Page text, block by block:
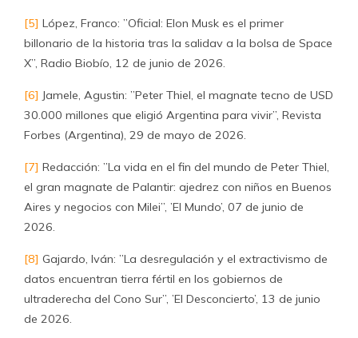
[5] López, Franco: ”Oficial: Elon Musk es el primer
billonario de la historia tras la salidav a la bolsa de Space
X”, Radio Biobío, 12 de junio de 2026.
[6] Jamele, Agustin: ”Peter Thiel, el magnate tecno de USD
30.000 millones que eligió Argentina para vivir”, Revista
Forbes (Argentina), 29 de mayo de 2026.
[7] Redacción: ”La vida en el fin del mundo de Peter Thiel,
el gran magnate de Palantir: ajedrez con niños en Buenos
Aires y negocios con Milei”, ’El Mundo’, 07 de junio de
2026.
[8] Gajardo, Iván: ”La desregulación y el extractivismo de
datos encuentran tierra fértil en los gobiernos de
ultraderecha del Cono Sur”, ’El Desconcierto’, 13 de junio
de 2026.